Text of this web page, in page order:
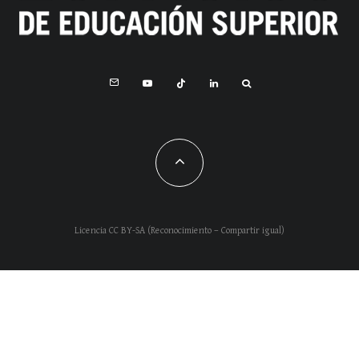
Licencia CC BY-SA (Reconocimiento – Compartir igual)